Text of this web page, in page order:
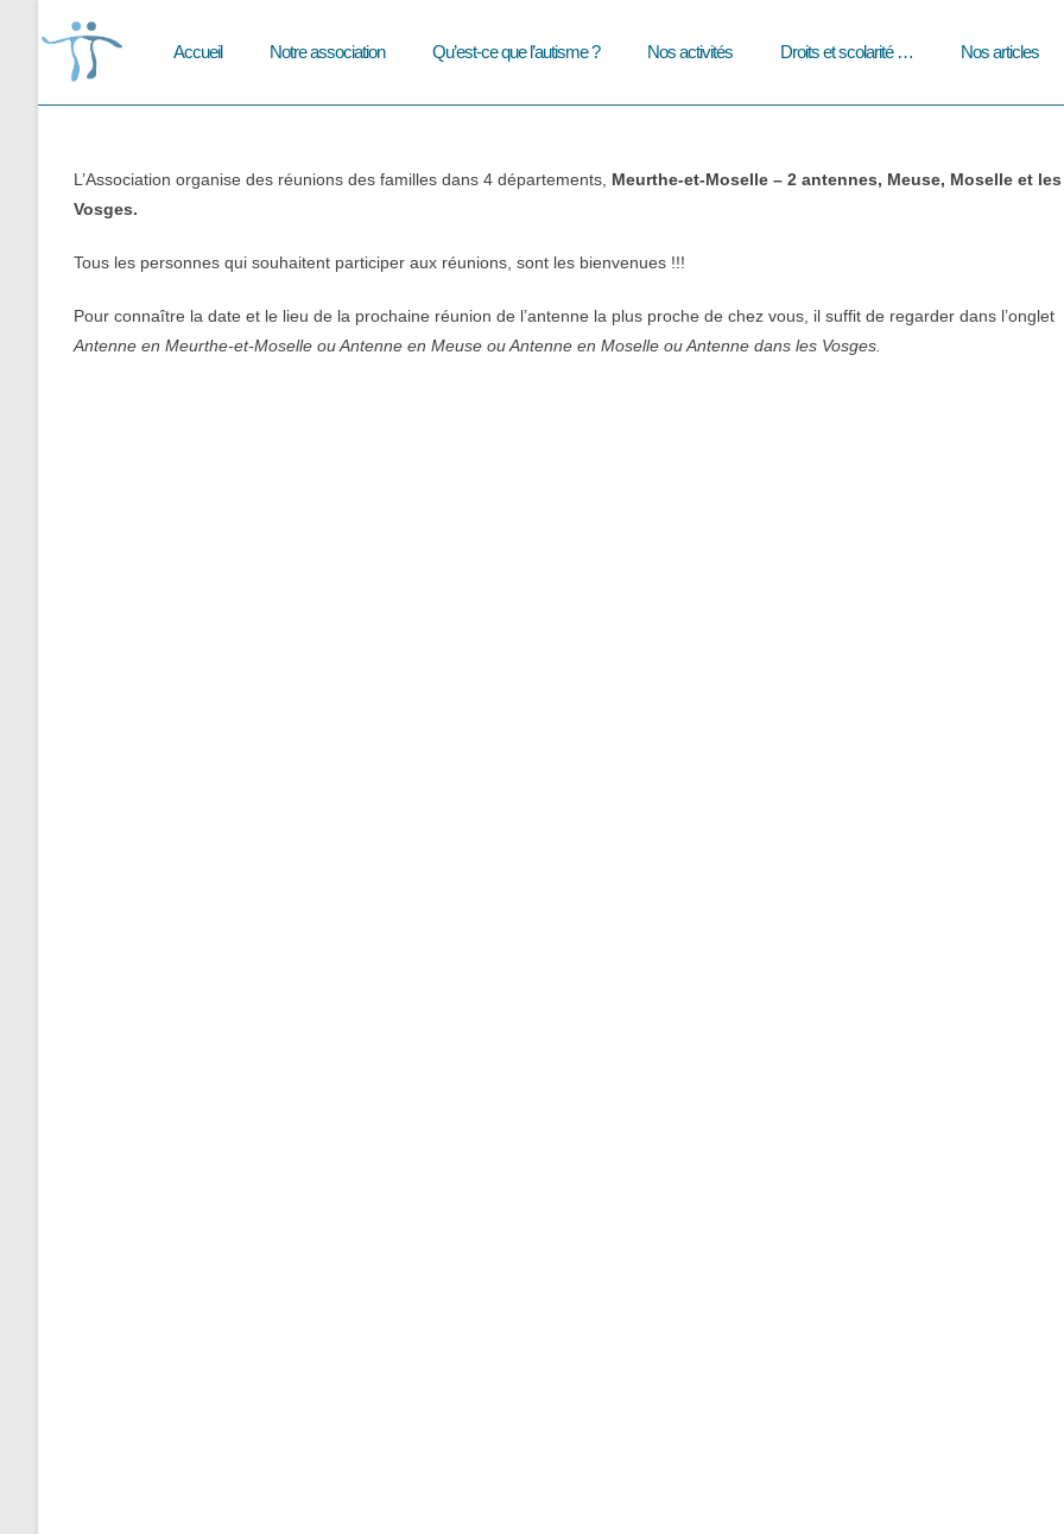
Accueil Notre association Qu’est-ce que l’autisme ? Nos activités Droits et scolarité … Nos articles
L’Association organise des réunions des familles dans 4 départements, Meurthe-et-Moselle – 2 antennes, Meuse, Moselle et les
Vosges.
Tous les personnes qui souhaitent participer aux réunions, sont les bienvenues !!!
Pour connaître la date et le lieu de la prochaine réunion de l’antenne la plus proche de chez vous, il suffit de regarder dans l’onglet
Antenne en Meurthe-et-Moselle ou Antenne en Meuse ou Antenne en Moselle ou Antenne dans les Vosges.